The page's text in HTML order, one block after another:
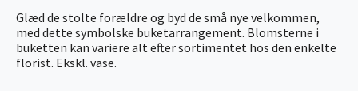
Glæd de stolte forældre og byd de små nye velkommen,
med dette symbolske buketarrangement. Blomsterne i
buketten kan variere alt efter sortimentet hos den enkelte
florist. Ekskl. vase.